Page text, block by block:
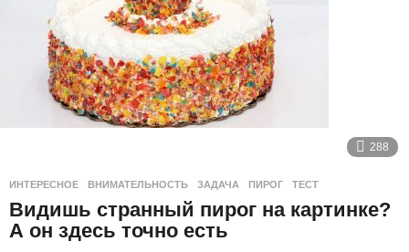
288
ИНТЕРЕСНОЕ ВНИМАТЕЛЬНОСТЬ ,ЗАДАЧА ,ПИРОГ ,ТЕСТ
Видишь странный пирог на картинке?
А он здесь точно есть